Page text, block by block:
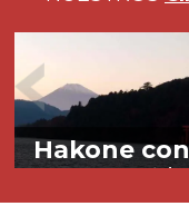
Hakone